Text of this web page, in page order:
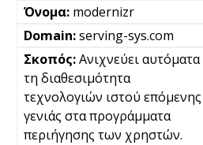
modernizr
serving-sys.com
Ανιχνεύει αυτόματα
τη διαθεσιμότητα
τεχνολογιών ιστού επόμενης
γενιάς στα προγράμματα
περιήγησης των χρηστών.